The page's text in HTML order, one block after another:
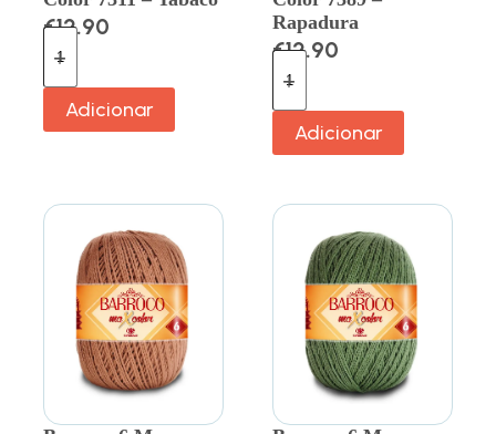
€12.90
Adicionar
Rapadura
€12.90
Adicionar